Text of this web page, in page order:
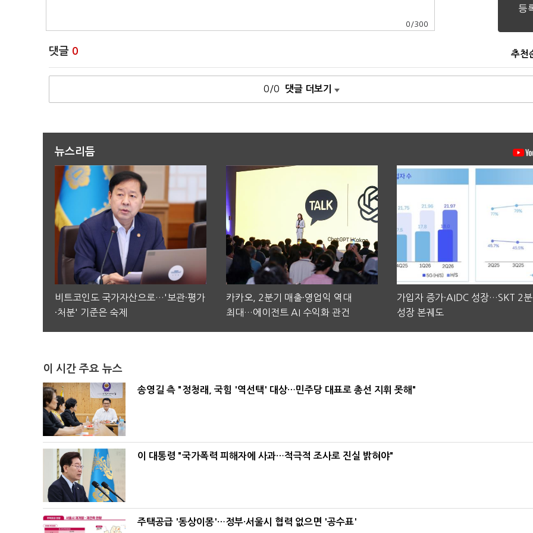
0 /300
댓글 0 추천
0/0 댓글 더보기
뉴스리듬
비트코인도 국가자산으로…'보관·평가
·처분' 기준은 숙제
카카오, 2분기 매출·영업익 역대
최대…에이전트 AI 수익화 관건
가입자 증가·AIDC 성장…SKT 2
성장 본궤도
이 시간 주요 뉴스
송영길 측 "정청래, 국힘 '역선택' 대상…민주당 대표로 총선 지휘 못해"
이 대통령 "국가폭력 피해자에 사과…적극적 조사로 진실 밝혀야"
주택공급 '동상이몽'…정부·서울시 협력 없으면 '공수표'